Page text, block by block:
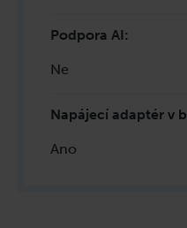
Podpora AI:
Ne
Napájecí adaptér v
Ano